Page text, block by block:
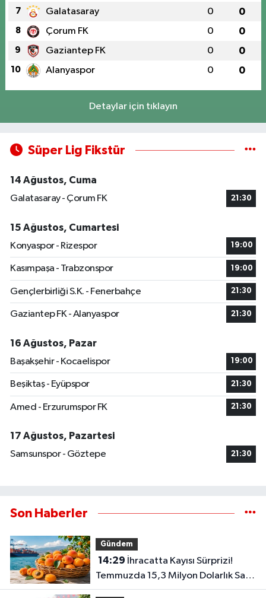
7 Galatasaray 0 0
8 Çorum FK 0 0
9 Gaziantep FK 0 0
10 Alanyaspor 0 0
Detaylar için tıklayın
Süper Lig Fikstür
14 Ağustos, Cuma
Galatasaray - Çorum FK
21:30
15 Ağustos, Cumartesi
Konyaspor - Rizespor
19:00
Kasımpaşa - Trabzonspor 19:00
Gençlerbirliği S.K. - Fenerbahçe 21:30
Gaziantep FK - Alanyaspor 21:30
16 Ağustos, Pazar
Başakşehir - Kocaelispor
19:00
Beşiktaş - Eyüpspor 21:30
Amed - Erzurumspor FK 21:30
17 Ağustos, Pazartesi
Samsunspor - Göztepe
21:30
Son Haberler
Gündem
14:29
Temmuzda 15,3 Milyon Dolarlık Satış
Yapıldı